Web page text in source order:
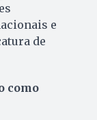
e
de
como